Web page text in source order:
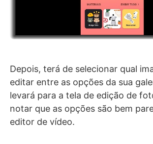
Depois, terá de selecionar qual
editar entre as opções da sua
levará para a tela de edição de
notar que as opções são bem
editor de vídeo.